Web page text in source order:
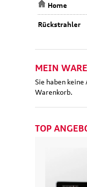
Home
Rückstrahler
MEIN
Sie haben
Warenkorb.
TOP